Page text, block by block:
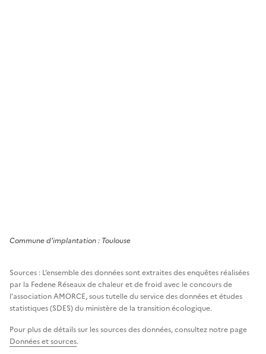
Communed'implantation : Toulouse
Sources : L’ensemble des données sont extraites des enquêtes réalisées
par la Fedene Réseaux de chaleur et de froid avec le concours de
l’association AMORCE, sous tutelle du service des données et études
statistiques (SDES) du ministère de la transition écologique.
Pour plus de détails sur les sources des données, consultez notre page
Données et sources.